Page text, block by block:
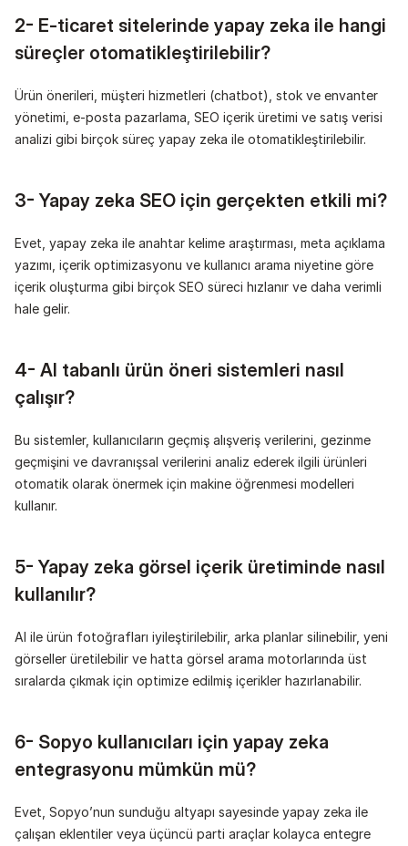
2- E-ticaret sitelerinde yapay zeka ile hangi
süreçler otomatikleştirilebilir?
Ürün önerileri, müşteri hizmetleri (chatbot), stok ve envanter
yönetimi, e-posta pazarlama, SEO içerik üretimi ve satış verisi
analizi gibi birçok süreç yapay zeka ile otomatikleştirilebilir.
3- Yapay zeka SEO için gerçekten etkili mi?
Evet, yapay zeka ile anahtar kelime araştırması, meta açıklama
yazımı, içerik optimizasyonu ve kullanıcı arama niyetine göre
içerik oluşturma gibi birçok SEO süreci hızlanır ve daha verimli
hale gelir.
4- AI tabanlı ürün öneri sistemleri nasıl
çalışır?
Bu sistemler, kullanıcıların geçmiş alışveriş verilerini, gezinme
geçmişini ve davranışsal verilerini analiz ederek ilgili ürünleri
otomatik olarak önermek için makine öğrenmesi modelleri
kullanır.
5- Yapay zeka görsel içerik üretiminde nasıl
kullanılır?
AI ile ürün fotoğrafları iyileştirilebilir, arka planlar silinebilir, yeni
görseller üretilebilir ve hatta görsel arama motorlarında üst
sıralarda çıkmak için optimize edilmiş içerikler hazırlanabilir.
6- Sopyo kullanıcıları için yapay zeka
entegrasyonu mümkün mü?
Evet, Sopyo’nun sunduğu altyapı sayesinde yapay zeka ile
çalışan eklentiler veya üçüncü parti araçlar kolayca entegre